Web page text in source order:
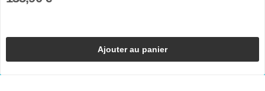
Ajouter au panier